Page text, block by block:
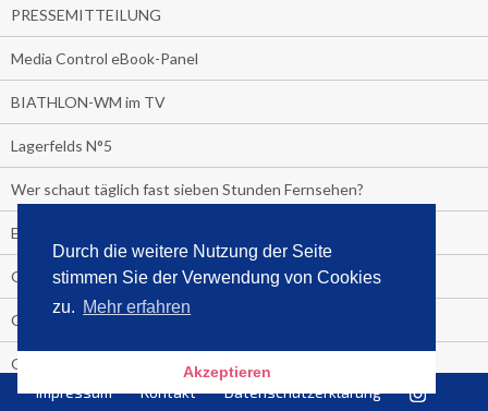
Durch die weitere Nutzung der Seite
stimmen Sie der Verwendung von Cookies
zu. Mehr erfahren
Akzeptieren
PRESSEMITTEILUNG
Media Control eBook-Panel
BIATHLON-WM im TV
Lagerfelds N°5
Wer schaut täglich fast sieben Stunden Fernsehen?
Es Pilchert allerorten
Geheime Promi-Bücher-Bestenliste
Gratis-E-Book-Aktionen
Gefahr fürs Dschungelcamp!
PRESSEMITTEILUNG
Impressum Kontakt Datenschutzerklärung